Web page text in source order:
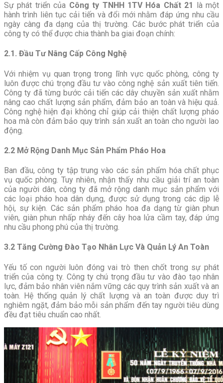
Sự phát triển của Công ty TNHH 1TV Hóa Chất 21 là một
hành trình liên tục cải tiến và đổi mới nhằm đáp ứng nhu cầu
ngày càng đa dạng của thị trường. Các bước phát triển của
công ty có thể được chia thành ba giai đoạn chính:
2.1. Đầu Tư Nâng Cấp Công Nghệ
Với nhiệm vụ quan trọng trong lĩnh vực quốc phòng, công ty
luôn được chú trọng đầu tư vào công nghệ sản xuất tiên tiến.
Công ty đã từng bước cải tiến các dây chuyền sản xuất nhằm
nâng cao chất lượng sản phẩm, đảm bảo an toàn và hiệu quả.
Công nghệ hiện đại không chỉ giúp cải thiện chất lượng pháo
hoa mà còn đảm bảo quy trình sản xuất an toàn cho người lao
động.
2.2 Mở Rộng Danh Mục Sản Phẩm Pháo Hoa
Ban đầu, công ty tập trung vào các sản phẩm hóa chất phục
vụ quốc phòng. Tuy nhiên, nhận thấy nhu cầu giải trí an toàn
của người dân, công ty đã mở rộng danh mục sản phẩm với
các loại pháo hoa dân dụng, được sử dụng trong các dịp lễ
hội, sự kiện. Các sản phẩm pháo hoa đa dạng từ giàn phun
viên, giàn phun nhấp nháy đến cây hoa lửa cầm tay, đáp ứng
nhu cầu phong phú của thị trường.
3.2 Tăng Cường Đào Tạo Nhân Lực Và Quản Lý An Toàn
Yếu tố con người luôn đóng vai trò then chốt trong sự phát
triển của công ty. Công ty chú trọng đầu tư vào đào tạo nhân
lực, đảm bảo nhân viên nắm vững các quy trình sản xuất và an
toàn. Hệ thống quản lý chất lượng và an toàn được duy trì
nghiêm ngặt, đảm bảo mỗi sản phẩm đến tay người tiêu dùng
đều đạt tiêu chuẩn cao nhất.